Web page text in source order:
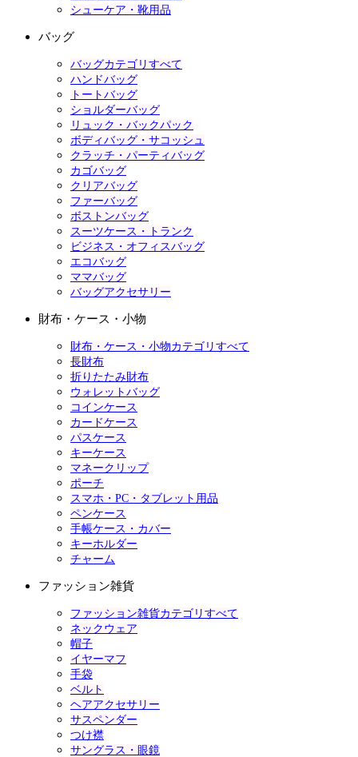
シューケア・靴用品
バッグ
バッグカテゴリすべて
ハンドバッグ
トートバッグ
ショルダーバッグ
リュック・バックパック
ボディバッグ・サコッシュ
クラッチ・パーティバッグ
カゴバッグ
クリアバッグ
ファーバッグ
ボストンバッグ
スーツケース・トランク
ビジネス・オフィスバッグ
エコバッグ
ママバッグ
バッグアクセサリー
財布・ケース・小物
財布・ケース・小物カテゴリすべて
長財布
折りたたみ財布
ウォレットバッグ
コインケース
カードケース
パスケース
キーケース
マネークリップ
ポーチ
スマホ・PC・タブレット用品
ペンケース
手帳ケース・カバー
キーホルダー
チャーム
ファッション雑貨
ファッション雑貨カテゴリすべて
ネックウェア
帽子
イヤーマフ
手袋
ベルト
ヘアアクセサリー
サスペンダー
つけ襟
サングラス・眼鏡